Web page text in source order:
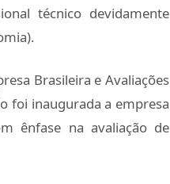
técnico devidamente
Brasileira e Avaliações
foi inaugurada a empresa
ênfase na avaliação de